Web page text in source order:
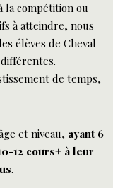
la compétition ou
à atteindre, nous
élèves de Cheval
de temps,
et niveau, ayant 6
12 cours+ à leur
.